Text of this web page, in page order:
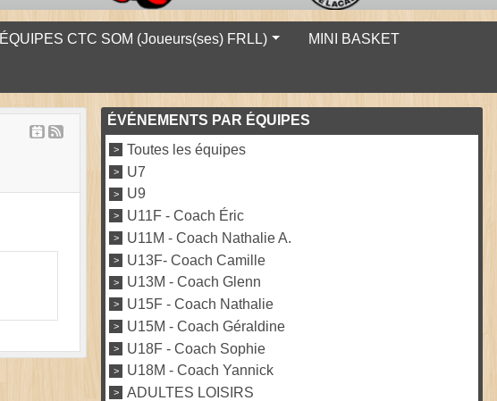
ÉQUIPES CTC SOM (Joueurs(ses) FRLL) MINI BASKET
ÉVÉNEMENTS PAR ÉQUIPES
Toutes les équipes
U7
U9
U11F - Coach Éric
U11M - Coach Nathalie A.
U13F- Coach Camille
U13M - Coach Glenn
U15F - Coach Nathalie
U15M - Coach Géraldine
U18F - Coach Sophie
U18M - Coach Yannick
ADULTES LOISIRS